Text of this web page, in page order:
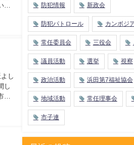
し
し
防犯情報 新政会
防犯パトロール カンボジ
常任委員会 三役会
議員活動 選挙 視察
政治活動 浜田第7福祉協会
地域活動 常任理事会
市子連